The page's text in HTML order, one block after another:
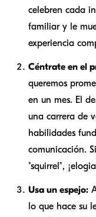
celebren cada
familiar y le
experiencia
Céntrate en el
queremos
en un mes. El
una carrera de
habilidades
comunicación.
"squirrel",
Usa un espejo:
lo que hace su